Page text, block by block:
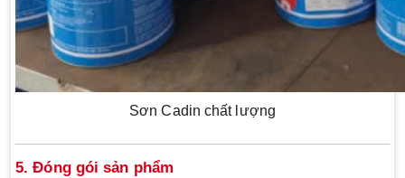
Sơn Cadin chất lượng
5. Đóng gói sản phẩm